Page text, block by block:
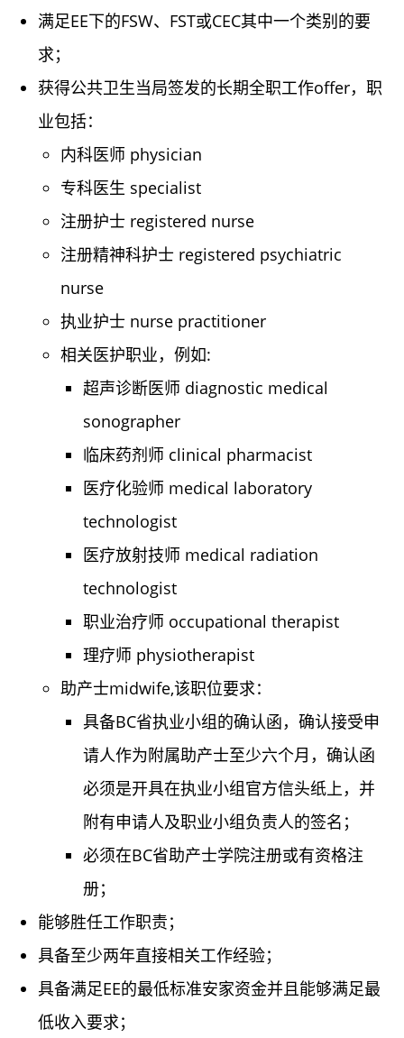
满足EE下的FSW、FST或CEC其中一个类别的要
求；
获得公共卫生当局签发的长期全职工作offer，职
业包括：
内科医师 physician
专科医生 specialist
注册护士 registered nurse
注册精神科护士 registered psychiatric
nurse
执业护士 nurse practitioner
相关医护职业，例如:
超声诊断医师 diagnostic medical
sonographer
临床药剂师 clinical pharmacist
医疗化验师 medical laboratory
technologist
医疗放射技师 medical radiation
technologist
职业治疗师 occupational therapist
理疗师 physiotherapist
助产士midwife,该职位要求：
具备BC省执业小组的确认函，确认接受申
请人作为附属助产士至少六个月，确认函
必须是开具在执业小组官方信头纸上，并
附有申请人及职业小组负责人的签名；
必须在BC省助产士学院注册或有资格注
册；
能够胜任工作职责；
具备至少两年直接相关工作经验；
具备满足EE的最低标准安家资金并且能够满足最
低收入要求；